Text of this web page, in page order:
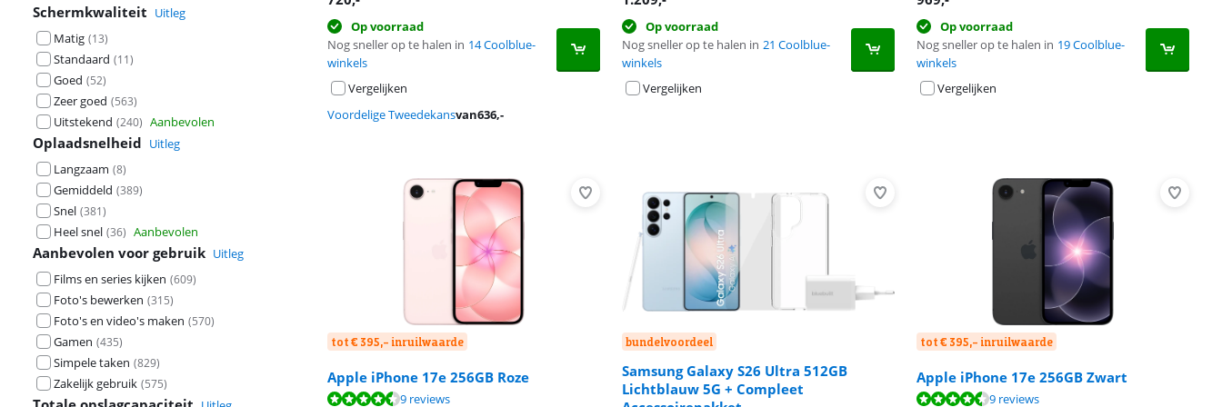
Schermkwaliteit Uitleg
Matig (13)
Standaard (11)
Goed (52)
Zeer goed (563)
Uitstekend (240) Aanbevolen
Oplaadsnelheid Uitleg
Langzaam (8)
Gemiddeld (389)
Snel (381)
Heel snel (36) Aanbevolen
Aanbevolen voor gebruik Uitleg
Films en series kijken (609)
Foto's bewerken (315)
Foto's en video's maken (570)
Gamen (435)
Simpele taken (829)
Zakelijk gebruik (575)
Op voorraad
Nog sneller op te halen in 14 Coolblue-
winkels
Vergelijken
Voordelige Tweedekansvan636,-
Op voorraad
Nog sneller op te halen in 21 Coolblue-
winkels
Vergelijken
Op voorraad
Nog sneller op te halen in 19 Coolblue-
winkels
Vergelijken
tot € 395,- inruilwaarde
Apple iPhone 17e 256GB Roze
Beoordeling is 8,9 van de 10, gebaseerd op 9 reviews.
9 reviews
bundelvoordeel
Samsung Galaxy S26 Ultra 512GB
Lichtblauw 5G + Compleet
tot € 395,- inruilwaarde
Apple iPhone 17e 256GB Zwart
Beoordeling is 8,9 van de 10, gebaseerd op 9 reviews. 9 reviews